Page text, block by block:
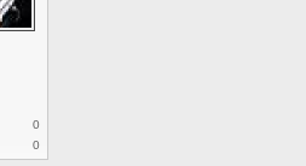
0
0